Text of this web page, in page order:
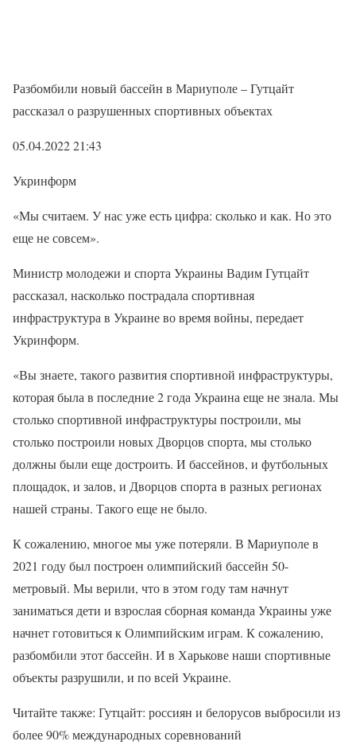
Разбомбили новый бассейн в Мариуполе – Гутцайт
рассказал о разрушенных спортивных объектах
05.04.2022 21:43
Укринформ
«Мы считаем. У нас уже есть цифра: сколько и как. Но это
еще не совсем».
Министр молодежи и спорта Украины Вадим Гутцайт
рассказал, насколько пострадала спортивная
инфраструктура в Украине во время войны, передает
Укринформ.
«Вы знаете, такого развития спортивной инфраструктуры,
которая была в последние 2 года Украина еще не знала. Мы
столько спортивной инфраструктуры построили, мы
столько построили новых Дворцов спорта, мы столько
должны были еще достроить. И бассейнов, и футбольных
площадок, и залов, и Дворцов спорта в разных регионах
нашей страны. Такого еще не было.
К сожалению, многое мы уже потеряли. В Мариуполе в
2021 году был построен олимпийский бассейн 50-
метровый. Мы верили, что в этом году там начнут
заниматься дети и взрослая сборная команда Украины уже
начнет готовиться к Олимпийским играм. К сожалению,
разбомбили этот бассейн. И в Харькове наши спортивные
объекты разрушили, и по всей Украине.
Читайте также: Гутцайт: россиян и белорусов выбросили из
более 90% международных соревнований